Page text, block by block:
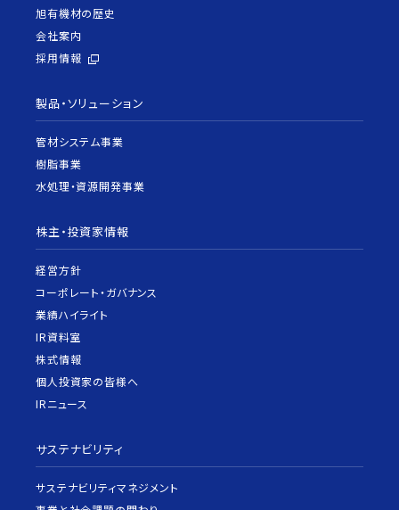
旭有機材の歴史
会社案内
採用情報
製品・ソリューション
管材システム事業
樹脂事業
水処理・資源開発事業
株主・投資家情報
経営方針
コーポレート・ガバナンス
業績ハイライト
IR資料室
株式情報
個人投資家の皆様へ
IRニュース
サステナビリティ
サステナビリティマネジメント